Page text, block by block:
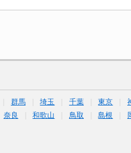
群馬 埼玉 千葉 東京
奈良 和歌山 鳥取 島根